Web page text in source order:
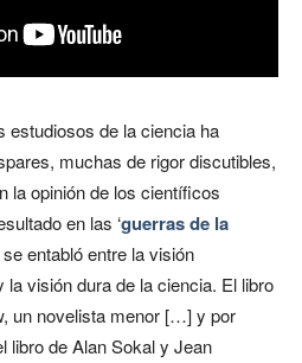
estudiosos de la ciencia ha
muchas de rigor discutibles,
la opinión de los científicos
en las ‘guerras de la
entabló entre la visión
visión dura de la ciencia. El libro
un novelista menor […] y por
libro de Alan Sokal y Jean